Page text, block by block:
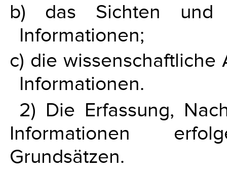
b) das Sichten und
Informationen;
c) die
Informationen.
2) Die Erfassung,
Informationen
Grundsätzen.